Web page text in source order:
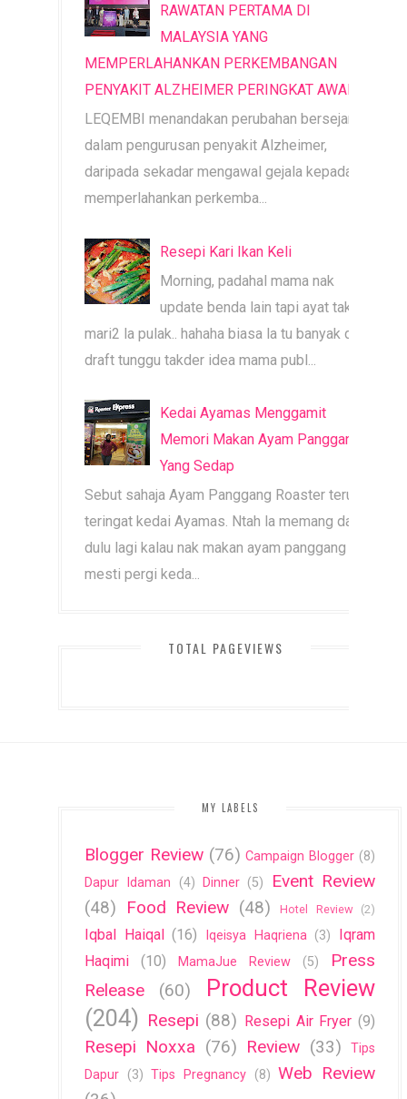
RAWATAN PERTAMA DI
MALAYSIA YANG
MEMPERLAHANKAN PERKEMBANGAN
PENYAKIT ALZHEIMER PERINGKAT AWAL
LEQEMBI menandakan perubahan bersejarah
dalam pengurusan penyakit Alzheimer,
daripada sekadar mengawal gejala kepada
memperlahankan perkemba...
Resepi Kari Ikan Keli
Morning, padahal mama nak
update benda lain tapi ayat tak
mari2 la pulak.. hahaha biasa la tu banyak dah
draft tunggu takder idea mama publ...
Kedai Ayamas Menggamit
Memori Makan Ayam Panggang
Yang Sedap
Sebut sahaja Ayam Panggang Roaster terus
teringat kedai Ayamas. Ntah la memang dari
dulu lagi kalau nak makan ayam panggang
mesti pergi keda...
TOTAL PAGEVIEWS
MY LABELS
Blogger Review (76) Campaign Blogger (8)
Dapur Idaman
(4) Dinner (5)
Event Review
(48)
Food Review (48) Hotel Review (2)
Iqbal Haiqal (16) Iqeisya Haqriena (3)
Iqram
Haqimi
(10) MamaJue Review (5)
Press
Release
(60)
Product Review
(204) Resepi (88) Resepi Air Fryer (9)
Resepi Noxxa (76) Review (33)
Tips
Dapur (3) Tips Pregnancy (8) Web Review